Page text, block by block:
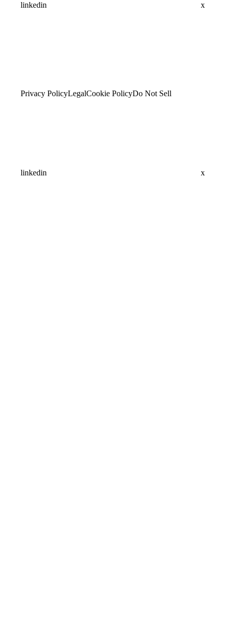
linkedin x
Privacy PolicyLegalCookie PolicyDo Not Sell
linkedin x